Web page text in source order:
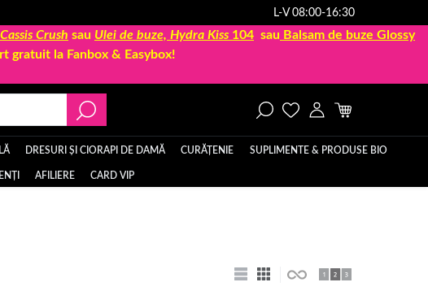
L-V 08:00-16:30
Crush sau Ulei de buze, Hydra Kiss 104 sau Balsam de buze Glossy
gratuit la Fanbox & Easybox!
DRESURI ȘI CIORAPI DE DAMĂ CURĂȚENIE SUPLIMENTE & PRODUSE BIO
AFILIERE CARD VIP